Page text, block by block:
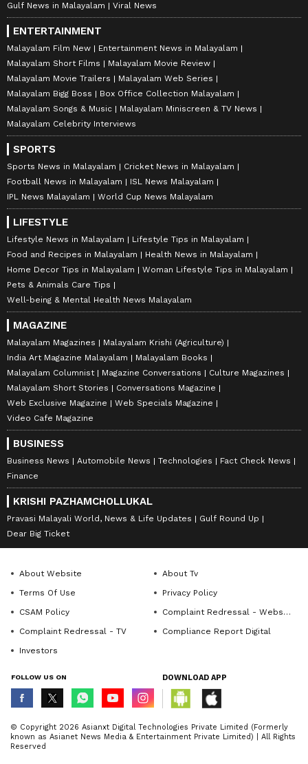
Gulf News in Malayalam
Viral News
ENTERTAINMENT
Malayalam Film New
Entertainment News in Malayalam
Malayalam Short Films
Malayalam Movie Review
Malayalam Movie Trailers
Malayalam Web Series
Malayalam Bigg Boss
Box Office Collection Malayalam
Malayalam Songs & Music
Malayalam Miniscreen & TV News
Malayalam Celebrity Interviews
SPORTS
Sports News in Malayalam
Cricket News in Malayalam
Football News in Malayalam
ISL News Malayalam
IPL News Malayalam
World Cup News Malayalam
LIFESTYLE
Lifestyle News in Malayalam
Lifestyle Tips in Malayalam
Food and Recipes in Malayalam
Health News in Malayalam
Home Decor Tips in Malayalam
Woman Lifestyle Tips in Malayalam
Pets & Animals Care Tips
Well-being & Mental Health News Malayalam
MAGAZINE
Malayalam Magazines
Malayalam Krishi (Agriculture)
India Art Magazine Malayalam
Malayalam Books
Malayalam Columnist
Magazine Conversations
Culture Magazines
Malayalam Short Stories
Conversations Magazine
Web Exclusive Magazine
Web Specials Magazine
Video Cafe Magazine
BUSINESS
Business News Automobile News Technologies
Fact Check News
Finance
KRISHI PAZHAMCHOLLUKAL
Pravasi Malayali World, News & Life Updates
Gulf Round Up
Dear Big Ticket
About Website
About Tv
Terms Of Use
Privacy Policy
CSAM Policy
Complaint Redressal - Website
Complaint Redressal - TV
Compliance Report Digital
Investors
FOLLOW US ON DOWNLOAD APP
© Copyright 2026 Asianxt Digital Technologies Private Limited (Formerly
known as Asianet News Media & Entertainment Private Limited) | All Rights
Reserved